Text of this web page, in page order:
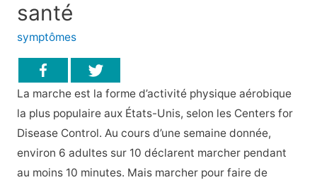
santé
symptômes
La marche est la forme d’activité physique aérobique
la plus populaire aux États-Unis, selon les Centers for
Disease Control. Au cours d’une semaine donnée,
environ 6 adultes sur 10 déclarent marcher pendant
au moins 10 minutes. Mais marcher pour faire de